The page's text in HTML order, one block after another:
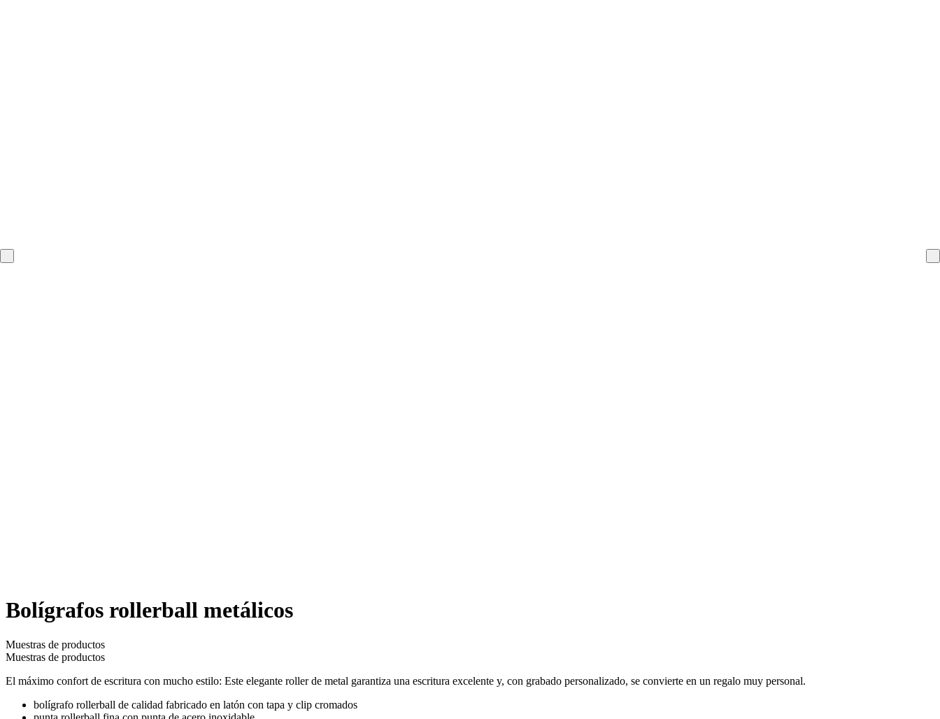
Bolígrafos rollerball metálicos
Muestras de productos
Muestras de productos
El máximo confort de escritura con mucho estilo: Este elegante roller de metal garantiza una escritura excelente y, con grabado personalizado, se convierte en un regalo muy personal.
bolígrafo rollerball de calidad fabricado en latón con tapa y clip cromados